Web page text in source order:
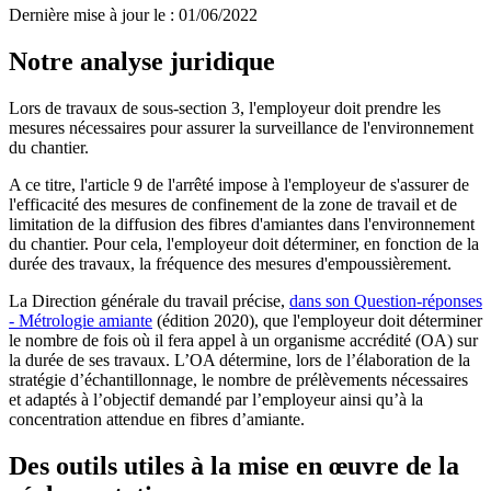
Dernière mise à jour le : 01/06/2022
Notre analyse juridique
Lors de travaux de sous-section 3, l'employeur doit prendre les
mesures nécessaires pour assurer la surveillance de l'environnement
du chantier.
A ce titre, l'article 9 de l'arrêté impose à l'employeur de s'assurer de
l'efficacité des mesures de confinement de la zone de travail et de
limitation de la diffusion des fibres d'amiantes dans l'environnement
du chantier. Pour cela, l'employeur doit déterminer, en fonction de la
durée des travaux, la fréquence des mesures d'empoussièrement.
La Direction générale du travail précise, dans son Question-réponses
- Métrologie amiante (édition 2020), que l'employeur doit déterminer
le nombre de fois où il fera appel à un organisme accrédité (OA) sur
la durée de ses travaux. L’OA détermine, lors de l’élaboration de la
stratégie d’échantillonnage, le nombre de prélèvements nécessaires
et adaptés à l’objectif demandé par l’employeur ainsi qu’à la
concentration attendue en fibres d’amiante.
Des outils utiles à la mise en œuvre de la